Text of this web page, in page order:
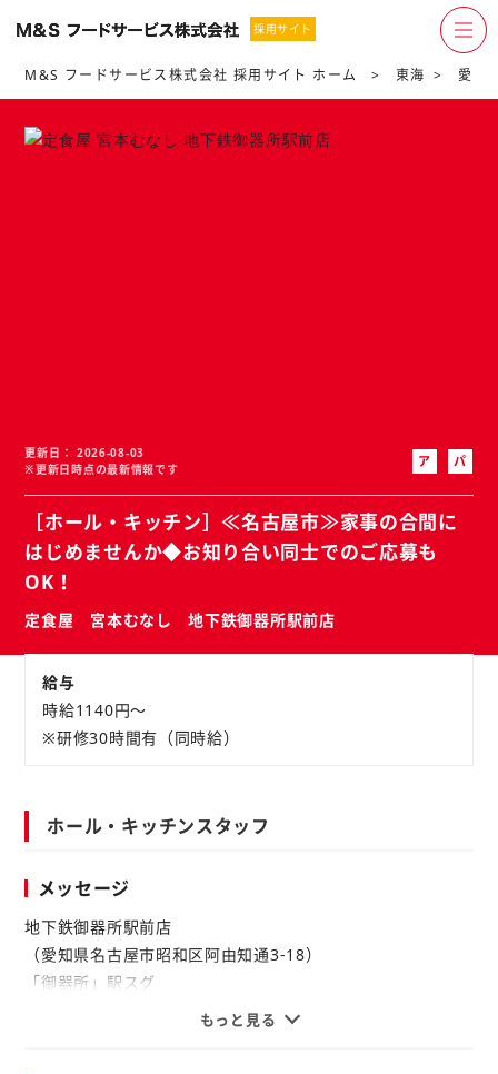
採用サイト
M&S フードサービス株式会社 採用サイト ホーム 東海 愛知
更新日
2026-08-03
※更新日時点の最新情報です
ア
バ
イ
ト
パ
［ホール・キッチン］≪名古屋市≫家事の合間に
はじめませんか◆お知り合い同士でのご応募も
OK！
定食屋 宮本むなし 地下鉄御器所駅前店
給与
時給1140円～
※研修30時間有（同時給）
ホール・キッチンスタッフ
メッセージ
地下鉄御器所駅前店
（愛知県名古屋市昭和区阿由知通3-18）
「御器所」駅スグ
もっと見る